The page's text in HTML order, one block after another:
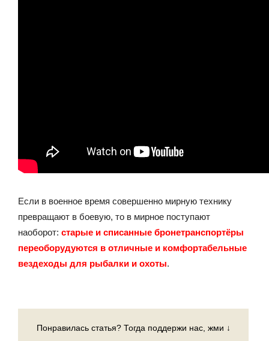
Если в военное время совершенно мирную технику
превращают в боевую, то в мирное поступают
наоборот: старые и списанные бронетранспортёры
переоборудуются в отличные и комфортабельные
вездеходы для рыбалки и охоты.
Понравилась статья? Тогда поддержи нас, жми ↓